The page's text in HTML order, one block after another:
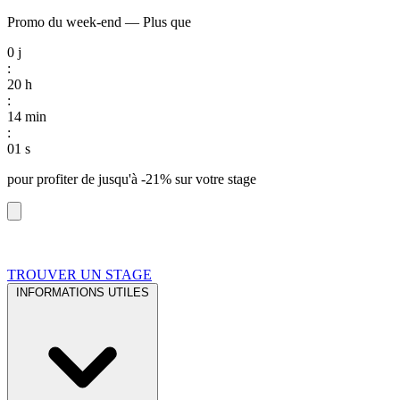
Promo du week-end — Plus que
0 j
:
20 h
:
14 min
:
01 s
pour profiter de jusqu'à -21% sur votre stage
TROUVER UN STAGE
INFORMATIONS UTILES